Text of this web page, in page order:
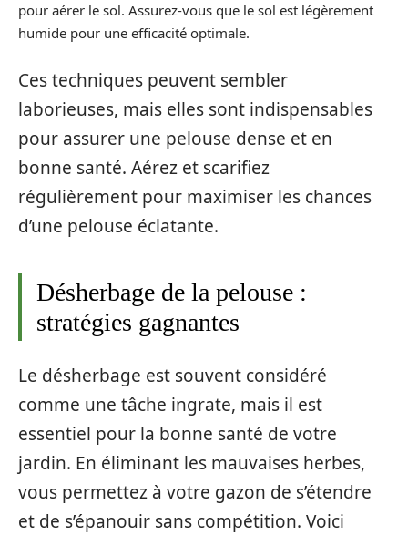
pour aérer le sol. Assurez-vous que le sol est légèrement
humide pour une efficacité optimale.
Ces techniques peuvent sembler
laborieuses, mais elles sont indispensables
pour assurer une pelouse dense et en
bonne santé. Aérez et scarifiez
régulièrement pour maximiser les chances
d’une pelouse éclatante.
Désherbage de la pelouse :
stratégies gagnantes
Le désherbage est souvent considéré
comme une tâche ingrate, mais il est
essentiel pour la bonne santé de votre
jardin. En éliminant les mauvaises herbes,
vous permettez à votre gazon de s’étendre
et de s’épanouir sans compétition. Voici